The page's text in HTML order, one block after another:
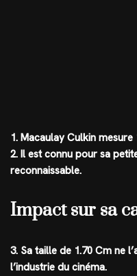
1. Macaulay Culkin mesure
2. Il est connu pour sa
reconnaissable.
Impact sur sa
3. Sa taille de 1.70 Cm ne
l’industrie du cinéma.